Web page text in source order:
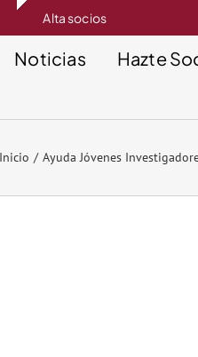
Alta socios
Noticias Hazte
Inicio Ayuda Jóvenes